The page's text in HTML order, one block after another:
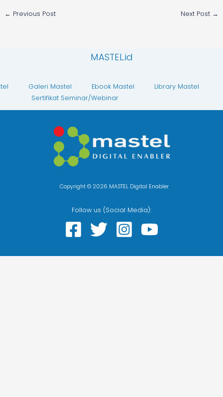
← Previous Post Next Post →
MASTEL.id
Galeri Mastel Ebook Mastel
Library Mastel
Sertifikat Seminar/Webinar
Copyright © 2026 MASTEL Digital Enabler
Follow us (Social Media):